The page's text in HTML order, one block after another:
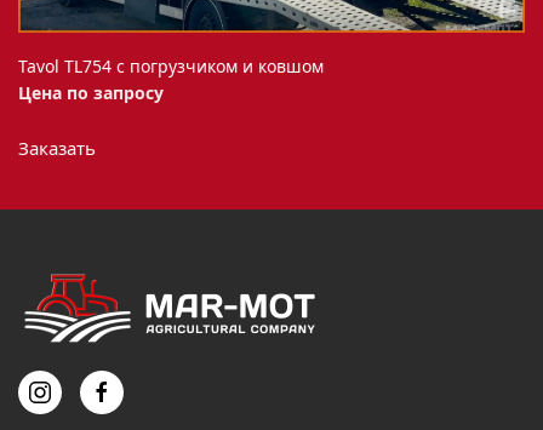
Tavol TL754 с погрузчиком и ковшом
Цена по запросу
Заказать